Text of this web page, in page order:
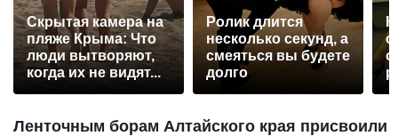
Скрытая камера на
пляже Крыма: Что
люди вытворяют,
когда их не видят...
Ролик длится
несколько секунд, а
смеяться вы будете
долго
Ленточным борам Алтайского края присвоили